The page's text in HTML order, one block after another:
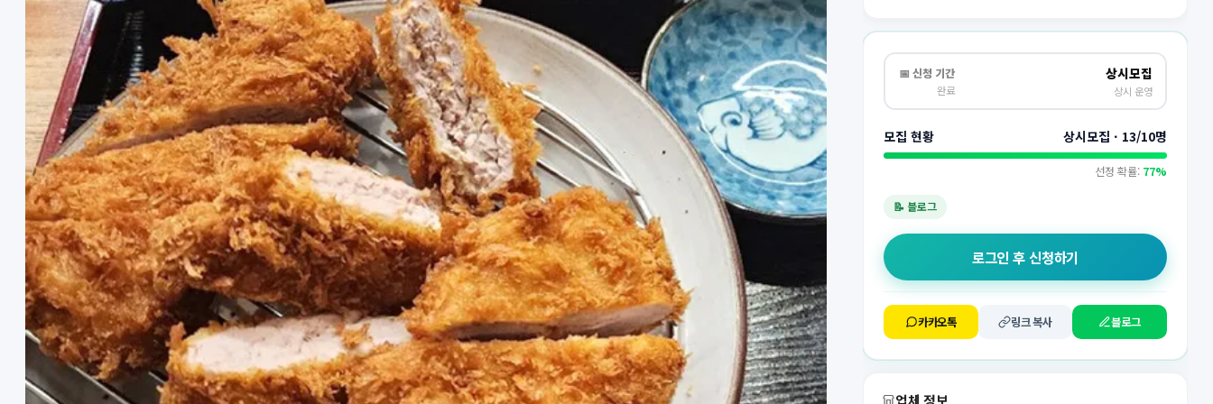
📅 신청 기간
완료
상시모집
상시 운영
모집 현황 상시모집 · 13/10명
선정 확률: 77%
📝 블로그
로그인 후 신청하기
카카오톡 링크 복사 블로그
업체 정보